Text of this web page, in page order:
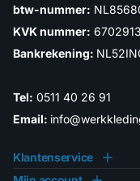
Klantenservice
btw-nummer:
KVK nummer:
Bankrekening:
Tel: 0511 40 26 91
Email: